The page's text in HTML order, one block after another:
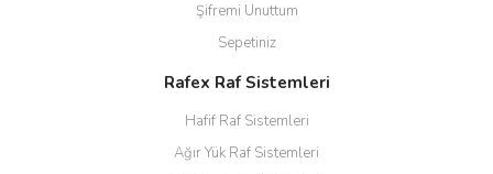
Şifremi Unuttum
Sepetiniz
Rafex Raf Sistemleri
Hafif Raf Sistemleri
Ağır Yük Raf Sistemleri